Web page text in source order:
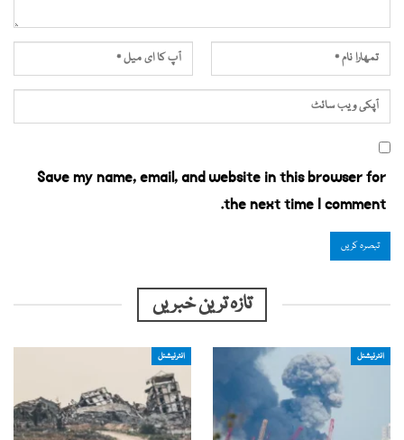
Save my name, email, and website in this browser for
the next time I comment.
تازہ ترین خبریں
انٹرنیشنل انٹرنیشنل